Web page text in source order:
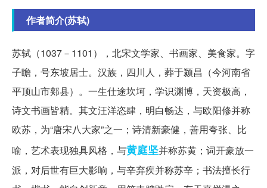
作者简介(苏轼)
苏轼（1037－1101），北宋文学家、书画家、美食家。字
子瞻，号东坡居士。汉族，四川人，葬于颍昌（今河南省
平顶山市郏县）。一生仕途坎坷，学识渊博，天资极高，
诗文书画皆精。其文汪洋恣肆，明白畅达，与欧阳修并称
欧苏，为“唐宋八大家”之一；诗清新豪健，善用夸张、比
喻，艺术表现独具风格，与黄庭坚并称苏黄；词开豪放一
派，对后世有巨大影响，与辛弃疾并称苏辛；书法擅长行